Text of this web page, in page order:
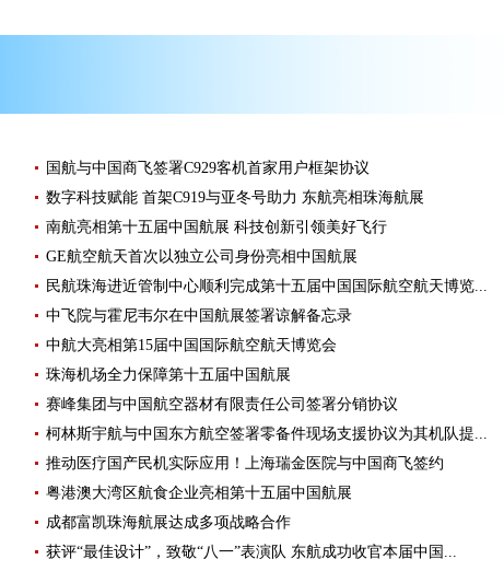
国航与中国商飞签署C929客机首家用户框架协议
数字科技赋能 首架C919与亚冬号助力 东航亮相珠海航展
南航亮相第十五届中国航展 科技创新引领美好飞行
GE航空航天首次以独立公司身份亮相中国航展
民航珠海进近管制中心顺利完成第十五届中国国际航空航天博览...
中飞院与霍尼韦尔在中国航展签署谅解备忘录
中航大亮相第15届中国国际航空航天博览会
珠海机场全力保障第十五届中国航展
赛峰集团与中国航空器材有限责任公司签署分销协议
柯林斯宇航与中国东方航空签署零备件现场支援协议为其机队提...
推动医疗国产民机实际应用！上海瑞金医院与中国商飞签约
粤港澳大湾区航食企业亮相第十五届中国航展
成都富凯珠海航展达成多项战略合作
获评“最佳设计”，致敬“八一”表演队 东航成功收官本届中国...